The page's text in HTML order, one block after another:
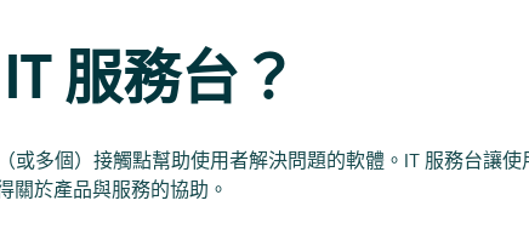
服務台？
或多個）接觸點幫助使用者解決問題的軟體。IT 服務台讓使
關於產品與服務的協助。